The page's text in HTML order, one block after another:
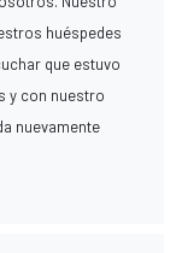
huéspedes
que estuvo
y con nuestro
nuevamente